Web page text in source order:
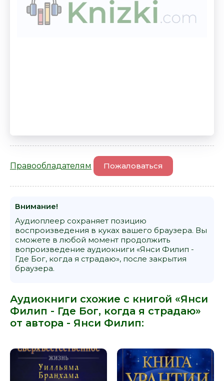
Правообладателям Пожаловаться
Внимание!
Аудиоплеер сохраняет позицию
воспроизведения в куках вашего браузера. Вы
сможете в любой момент продолжить
вопроизведение аудиокниги «Янси Филип -
Где Бог, когда я страдаю», после закрытия
браузера.
Аудиокниги схожие с книгой «Янси
Филип - Где Бог, когда я страдаю»
от автора - Янси Филип: